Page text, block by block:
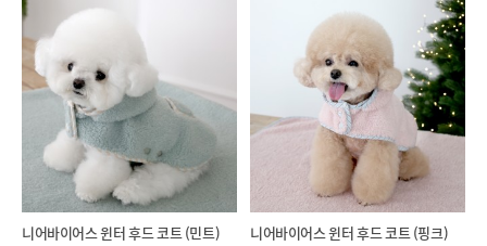
니어바이어스 윈터 후드 코트 (민트) 니어바이어스 윈터 후드 코트 (핑크)